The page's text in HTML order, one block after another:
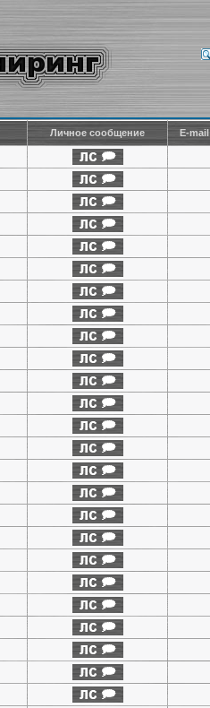
Личное сообщение E-